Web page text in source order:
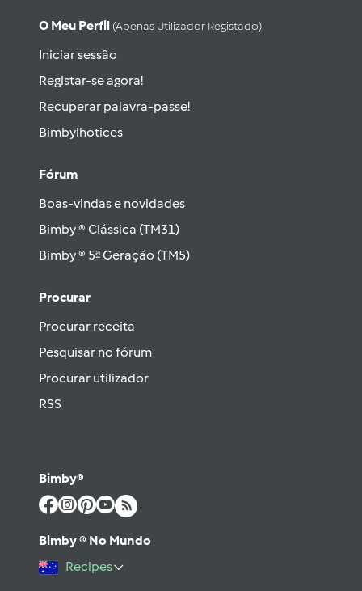
O Meu Perfil (apenas Utilizador Registado)
Iniciar sessão
Registar-se agora!
Recuperar palavra-passe!
Bimbylhotices
Fórum
Boas-vindas e novidades
Bimby ® Clássica (TM31)
Bimby ® 5ª Geração (TM5)
Procurar
Procurar receita
Pesquisar no fórum
Procurar utilizador
RSS
Bimby®
Bimby ® No Mundo
Recipes